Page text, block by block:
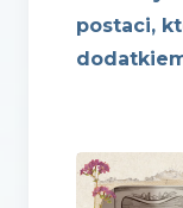
postaci,